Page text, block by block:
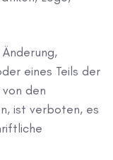
eines Teils der
den
ist verboten, es